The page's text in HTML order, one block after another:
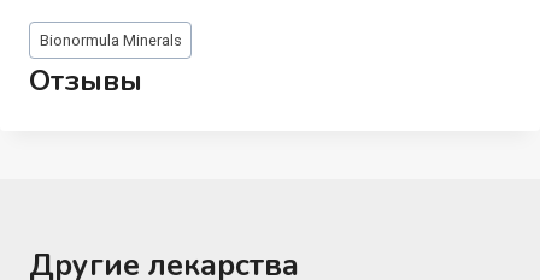
Метки
записи:
Bionormula Minerals
Отзывы
Другие лекарства